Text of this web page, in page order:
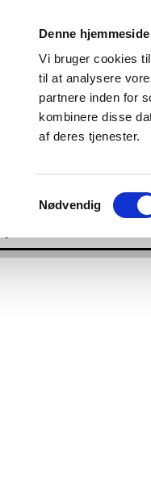
Denne
Vi bruger cookies
til at analysere
partnere inden for
kombinere disse
af deres tjenester.
Samtykkevalg
Nødvendig
Godkendelse og